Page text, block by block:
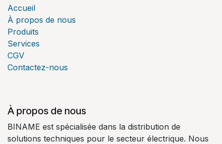
Accueil
À propos de nous
Produits
Services
CGV
Contactez-nous
À propos de nous
BINAME est spécialisée dans la distribution de
solutions techniques pour le secteur électrique. Nous